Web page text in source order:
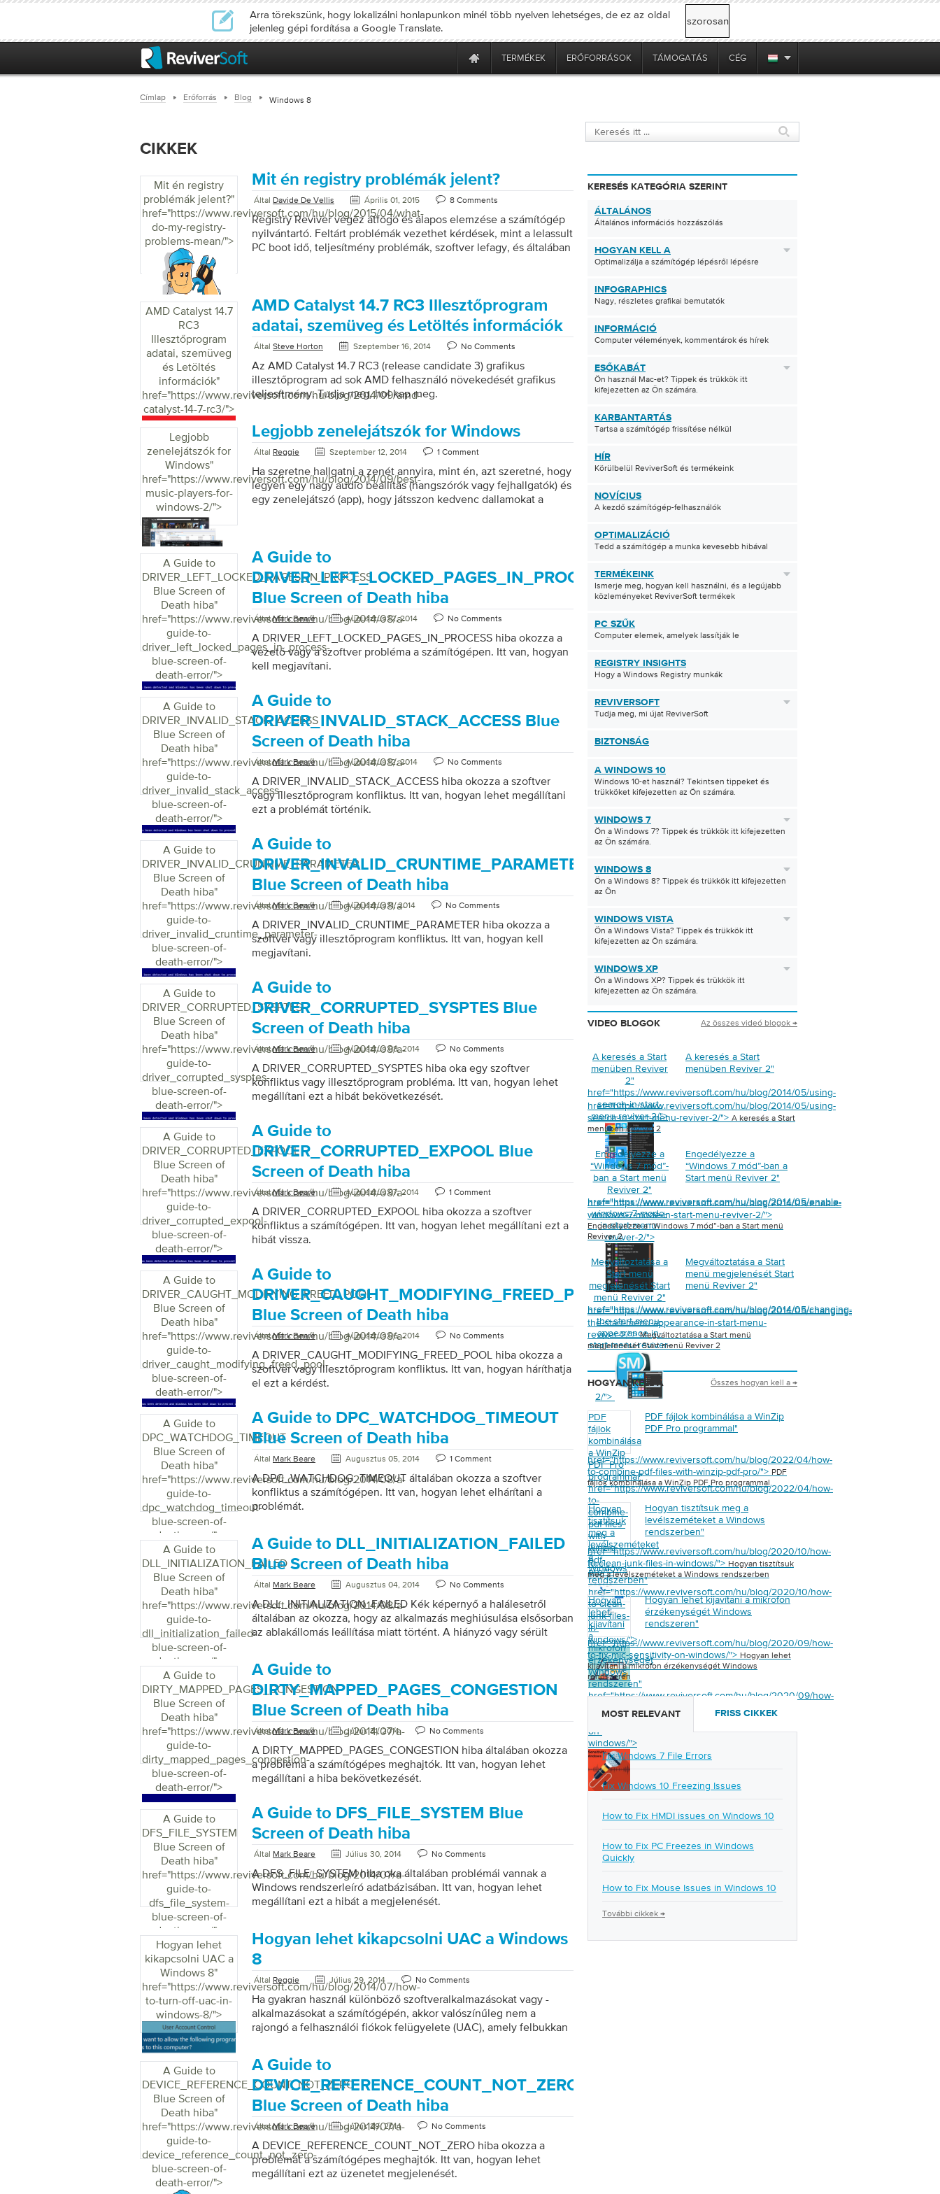
Arra törekszünk, hogy lokalizálni honlapunkon minél több nyelven lehetséges, de ez az oldal
jelenleg gépi fordítása a Google Translate.
szorosan
TERMÉKEK ERŐFORRÁSOK TÁMOGATÁS CÉG
Címlap Erőforrás Blog Windows 8
CIKKEK
Mit én registry
problémák jelent?"
href="https://www.reviversoft.com/hu/blog/2015/04/what-
do-my-registry-
problems-mean/">
Mit én registry problémák jelent?
Által Davide De Vellis Április 01, 2015 8 Comments
Registry Reviver végez átfogó és alapos elemzése a számítógép
nyilvántartó. Feltárt problémák vezethet kérdések, mint a lelassult
PC boot idő, teljesítmény problémák, szoftver lefagy, és általában
adatbázisban. Ez lehetővé teszi ezeket a programokat kell
indítani a Futtatás párbeszéd megadása nélkül a teljes kérelem
útját. Registry Reviver azonosítani fogja árván hivatkozásokat,
amelyek már nem léteznek, és biztonságosan eltávolítani azokat
hivatkozásokat. Mi a […]
AMD Catalyst 14.7
RC3
Illesztőprogram
adatai, szemüveg
és Letöltés
információk"
href="https://www.reviversoft.com/hu/blog/2014/09/amd-
catalyst-14-7-rc3/">
AMD Catalyst 14.7 RC3 Illesztőprogram
adatai, szemüveg és Letöltés információk
Által Steve Horton Szeptember 16, 2014 No Comments
Az AMD Catalyst 14.7 RC3 (release candidate 3) grafikus
illesztőprogram ad sok AMD felhasználó növekedését grafikus
teljesítmény. Tudja meg, hol kap meg.
Legjobb
zenelejátszók for
Windows"
href="https://www.reviversoft.com/hu/blog/2014/09/best-
music-players-for-
windows-2/">
Legjobb zenelejátszók for Windows
Által Reggie Szeptember 12, 2014 1 Comment
Ha szeretne hallgatni a zenét annyira, mint én, azt szeretné, hogy
legyen egy nagy audio beállítás (hangszórók vagy fejhallgatók) és
egy zenelejátszó (app), hogy játsszon kedvenc dallamokat a
a Windows legjobb zenelejátszóit, teszteltem őket, és
összeállítottam egy listát a játékosokról, akiket erőteljesen
próbálok próbálni a Windows számítógépen. Legjobb
zenelejátszók Windows-hoz Clementine Mi a nagyszerű ez: ez
talán az egyik legjobb cross-platform (Win, Mac […]
A Guide to
DRIVER_LEFT_LOCKED_PAGES_IN_PROCESS
Blue Screen of
Death hiba"
href="https://www.reviversoft.com/hu/blog/2014/08/a-
guide-to-
driver_left_locked_pages_in_process-
blue-screen-of-
death-error/">
A Guide to
DRIVER_LEFT_LOCKED_PAGES_IN_PROCESS
Blue Screen of Death hiba
ÁltalMark Beare Augusztus 12, 2014 No Comments
A DRIVER_LEFT_LOCKED_PAGES_IN_PROCESS hiba okozza a
vezető vagy a szoftver probléma a számítógépen. Itt van, hogyan
kell megjavítani.
A Guide to
DRIVER_INVALID_STACK_ACCESS
Blue Screen of
Death hiba"
href="https://www.reviversoft.com/hu/blog/2014/08/a-
guide-to-
driver_invalid_stack_access-
blue-screen-of-
death-error/">
A Guide to
DRIVER_INVALID_STACK_ACCESS Blue
Screen of Death hiba
ÁltalMark Beare Augusztus 12, 2014 No Comments
A DRIVER_INVALID_STACK_ACCESS hiba okozza a szoftver
vagy illesztőprogram konfliktus. Itt van, hogyan lehet megállítani
ezt a problémát történik.
A Guide to
DRIVER_INVALID_CRUNTIME_PARAMETER
Blue Screen of
Death hiba"
href="https://www.reviversoft.com/hu/blog/2014/08/a-
guide-to-
driver_invalid_cruntime_parameter-
blue-screen-of-
death-error/">
A Guide to
DRIVER_INVALID_CRUNTIME_PARAMETER
Blue Screen of Death hiba
ÁltalMark Beare Augusztus 11, 2014 No Comments
A DRIVER_INVALID_CRUNTIME_PARAMETER hiba okozza a
szoftver vagy illesztőprogram konfliktus. Itt van, hogyan kell
megjavítani.
A Guide to
DRIVER_CORRUPTED_SYSPTES
Blue Screen of
Death hiba"
href="https://www.reviversoft.com/hu/blog/2014/08/a-
guide-to-
driver_corrupted_sysptes-
blue-screen-of-
death-error/">
A Guide to
DRIVER_CORRUPTED_SYSPTES Blue
Screen of Death hiba
ÁltalMark Beare Augusztus 08, 2014 No Comments
A DRIVER_CORRUPTED_SYSPTES hiba oka egy szoftver
konfliktus vagy illesztőprogram probléma. Itt van, hogyan lehet
megállítani ezt a hibát bekövetkezését.
A Guide to
DRIVER_CORRUPTED_EXPOOL
Blue Screen of
Death hiba"
href="https://www.reviversoft.com/hu/blog/2014/08/a-
guide-to-
driver_corrupted_expool-
blue-screen-of-
death-error/">
A Guide to
DRIVER_CORRUPTED_EXPOOL Blue
Screen of Death hiba
ÁltalMark Beare Augusztus 07, 2014 1 Comment
A DRIVER_CORRUPTED_EXPOOL hiba okozza a szoftver
konfliktus a számítógépen. Itt van, hogyan lehet megállítani ezt a
hibát vissza.
A Guide to
DRIVER_CAUGHT_MODIFYING_FREED_POOL
Blue Screen of
Death hiba"
href="https://www.reviversoft.com/hu/blog/2014/08/a-
guide-to-
driver_caught_modifying_freed_pool-
blue-screen-of-
death-error/">
A Guide to
DRIVER_CAUGHT_MODIFYING_FREED_POOL
Blue Screen of Death hiba
ÁltalMark Beare Augusztus 06, 2014 No Comments
A DRIVER_CAUGHT_MODIFYING_FREED_POOL hiba okozza a
szoftver vagy illesztőprogram konfliktus. Itt van, hogyan háríthatja
el ezt a kérdést.
A Guide to
DPC_WATCHDOG_TIMEOUT
Blue Screen of
Death hiba"
href="https://www.reviversoft.com/hu/blog/2014/08/a-
guide-to-
dpc_watchdog_timeout-
blue-screen-of-
death-error/">
A Guide to DPC_WATCHDOG_TIMEOUT
Blue Screen of Death hiba
Által Mark Beare Augusztus 05, 2014 1 Comment
A DPC_WATCHDOG_TIMEOUT általában okozza a szoftver
konfliktus a számítógépen. Itt van, hogyan lehet elhárítani a
problémát.
A Guide to
DLL_INITIALIZATION_FAILED
Blue Screen of
Death hiba"
href="https://www.reviversoft.com/hu/blog/2014/08/a-
guide-to-
dll_initialization_failed-
blue-screen-of-
death-error/">
A Guide to DLL_INITIALIZATION_FAILED
Blue Screen of Death hiba
Által Mark Beare Augusztus 04, 2014 No Comments
A DLL_INITIALIZATION_FAILED Kék képernyő a halálesetről
általában az okozza, hogy az alkalmazás meghiúsulása elsősorban
az ablakállomás leállítása miatt történt. A hiányzó vagy sérült
Eredetileg a DLL alkalmazás használata hibajelentéshez. Az
alkalmazás összegyűjti az adatokat a szoftveres működési
hibákról, és utána elküldi a Microsoftnak. A hiba úgy jelenik meg,
hogy megjelenik egy üzenetablak, amely azt jelzi, hogy az
inicializálás meghiúsult, és abnormálisan megszünteti a
folyamatot, amikor a felhasználó megpróbálja elérni a
Vezérlőpultot. A Szervizeszköz gomb akkor is eltűnik a
Vezérlőpultról, ha ez […]
A Guide to
DIRTY_MAPPED_PAGES_CONGESTION
Blue Screen of
Death hiba"
href="https://www.reviversoft.com/hu/blog/2014/07/a-
guide-to-
dirty_mapped_pages_congestion-
blue-screen-of-
death-error/">
A Guide to
DIRTY_MAPPED_PAGES_CONGESTION
Blue Screen of Death hiba
ÁltalMark Beare Július 31, 2014 No Comments
A DIRTY_MAPPED_PAGES_CONGESTION hiba általában okozza
a probléma a számítógépes meghajtók. Itt van, hogyan lehet
megállítani a hiba bekövetkezését.
A Guide to
DFS_FILE_SYSTEM
Blue Screen of
Death hiba"
href="https://www.reviversoft.com/hu/blog/2014/07/a-
guide-to-
dfs_file_system-
blue-screen-of-
death-error/">
A Guide to DFS_FILE_SYSTEM Blue
Screen of Death hiba
Által Mark Beare Július 30, 2014 No Comments
A DFS_FILE_SYSTEM hiba oka általában problémái vannak a
Windows rendszerleíró adatbázisában. Itt van, hogyan lehet
megállítani ezt a hibát a megjelenését.
Hogyan lehet
kikapcsolni UAC a
Windows 8"
href="https://www.reviversoft.com/hu/blog/2014/07/how-
to-turn-off-uac-in-
windows-8/">
Hogyan lehet kikapcsolni UAC a Windows
8
Által Reggie Július 29, 2014 No Comments
Ha gyakran használ különböző szoftveralkalmazásokat vagy -
alkalmazásokat a számítógépén, akkor valószínűleg nem a
rajongó a felhasználói fiókok felügyelete (UAC), amely felbukkan
felügyelete (UAC)? A Windows megjeleníti a Felhasználói fiókok
felügyelete (UAC) parancsot, hogy értesítsék Önt, mielőtt az
alkalmazás módosítaná a számítógépet. Ezek a változatok
jellemzően rendszergazdai szintű engedélyt igényelnek. Bár jó
ötlet, hogy az UAC értesítse Önt, amikor az alkalmazások vagy
programok megpróbálnak változtatni a számítógépen,
megváltoztathatja, hogy milyen gyakran értesíti Önt vagy teljesen
kikapcsolja. Hogyan változtathatom meg az UAC-beállításokat
vagy kikapcsolhatom […]
A Guide to
DEVICE_REFERENCE_COUNT_NOT_ZERO
Blue Screen of
Death hiba"
href="https://www.reviversoft.com/hu/blog/2014/07/a-
guide-to-
device_reference_count_not_zero-
blue-screen-of-
death-error/">
A Guide to
DEVICE_REFERENCE_COUNT_NOT_ZERO
Blue Screen of Death hiba
ÁltalMark Beare Július 29, 2014 No Comments
A DEVICE_REFERENCE_COUNT_NOT_ZERO hiba okozza a
problémát a számítógépes meghajtók. Itt van, hogyan lehet
megállítani ezt az üzenetet megjelenését.
KERESÉS KATEGÓRIA SZERINT
ÁLTALÁNOS
Általános információs hozzászólás
HOGYAN KELL A
Optimalizálja a számítógép lépésről lépésre
INFOGRAPHICS
Nagy, részletes grafikai bemutatók
INFORMÁCIÓ
Computer vélemények, kommentárok és hírek
ESŐKABÁT
Ön használ Mac-et? Tippek és trükkök itt
kifejezetten az Ön számára.
KARBANTARTÁS
Tartsa a számítógép frissítése nélkül
HÍR
Körülbelül ReviverSoft és termékeink
NOVÍCIUS
A kezdő számítógép-felhasználók
OPTIMALIZÁCIÓ
Tedd a számítógép a munka kevesebb hibával
TERMÉKEINK
Ismerje meg, hogyan kell használni, és a legújabb
közleményeket ReviverSoft termékek
PC SZŰK
Computer elemek, amelyek lassítják le
REGISTRY INSIGHTS
Hogy a Windows Registry munkák
REVIVERSOFT
Tudja meg, mi újat ReviverSoft
BIZTONSÁG
A WINDOWS 10
Windows 10-et használ? Tekintsen tippeket és
trükköket kifejezetten az Ön számára.
WINDOWS 7
Ön a Windows 7? Tippek és trükkök itt kifejezetten
az Ön számára.
WINDOWS 8
Ön a Windows 8? Tippek és trükkök itt kifejezetten
az Ön
WINDOWS VISTA
Ön a Windows Vista? Tippek és trükkök itt
kifejezetten az Ön számára.
WINDOWS XP
Ön a Windows XP? Tippek és trükkök itt
kifejezetten az Ön számára.
VIDEO BLOGOK Az összes videó blogok →
A keresés a Start
menüben Reviver
2"
href="https://www.reviversoft.com/hu/blog/2014/05/using-
search-in-start-
menu-reviver-2/">
A keresés a Start
menüben Reviver 2"
href="https://www.reviversoft.com/hu/blog/2014/05/using-
search-in-start-menu-reviver-2/"> A keresés a Start
menüben Reviver 2
Engedélyezze a
“Windows 7 mód”-
ban a Start menü
Reviver 2"
href="https://www.reviversoft.com/hu/blog/2014/05/enable-
windows-7-mode-
in-start-menu-
reviver-2/">
Engedélyezze a
“Windows 7 mód”-ban a
Start menü Reviver 2"
href="https://www.reviversoft.com/hu/blog/2014/05/enable-
windows-7-mode-in-start-menu-reviver-2/">
Engedélyezze a “Windows 7 mód”-ban a Start menü
Reviver 2
Megváltoztatása a
Start menü
megjelenését Start
menü Reviver 2"
href="https://www.reviversoft.com/hu/blog/2014/05/changing-
the-start-menu-
appearance-in-
start-menu-reviver-
2/">
Megváltoztatása a Start
menü megjelenését Start
menü Reviver 2"
href="https://www.reviversoft.com/hu/blog/2014/05/changing-
the-start-menu-appearance-in-start-menu-
reviver-2/">Megváltoztatása a Start menü
megjelenését Start menü Reviver 2
HOGYAN KELL A Összes hogyan kell a →
PDF
fájlok
kombinálása
a WinZip
PDF Pro
programmal"
href="https://www.reviversoft.com/hu/blog/2022/04/how-
to-
combine-
pdf-files-
with-
winzip-
pdf-
pro/">
PDF fájlok kombinálása a WinZip
PDF Pro programmal"
href="https://www.reviversoft.com/hu/blog/2022/04/how-
to-combine-pdf-files-with-winzip-pdf-pro/"> PDF
fájlok kombinálása a WinZip PDF Pro programmal
Hogyan
tisztítsuk
meg a
levélszeméteket
a
Windows
rendszerben"
href="https://www.reviversoft.com/hu/blog/2020/10/how-
to-clean-
junk-files-
in-
windows/">
Hogyan tisztítsuk meg a
levélszeméteket a Windows
rendszerben"
href="https://www.reviversoft.com/hu/blog/2020/10/how-
to-clean-junk-files-in-windows/"> Hogyan tisztítsuk
meg a levélszeméteket a Windows rendszerben
Hogyan
lehet
kijavítani
a
mikrofon
érzékenységét
Windows
rendszeren"
href="https://www.reviversoft.com/hu/blog/2020/09/how-
sensitivity-
on-
windows/">
Hogyan lehet kijavítani a mikrofon
érzékenységét Windows
rendszeren"
href="https://www.reviversoft.com/hu/blog/2020/09/how-
to-fix-mic-sensitivity-on-windows/"> Hogyan lehet
kijavítani a mikrofon érzékenységét Windows
rendszeren
MOST RELEVANT FRISS CIKKEK
Fix Windows 7 File Errors
Fix Windows 10 Freezing Issues
How to Fix HMDI issues on Windows 10
How to Fix PC Freezes in Windows
Quickly
How to Fix Mouse Issues in Windows 10
További cikkek →